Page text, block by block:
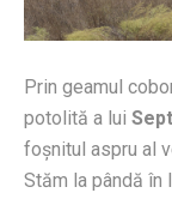
Prin geamul
potolită a lui
foşnitul aspru al
Stăm la pândă în